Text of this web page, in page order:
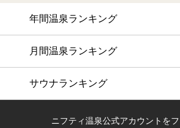
年間温泉ランキング
月間温泉ランキング
サウナランキング
ニフティ温泉公式アカウントを